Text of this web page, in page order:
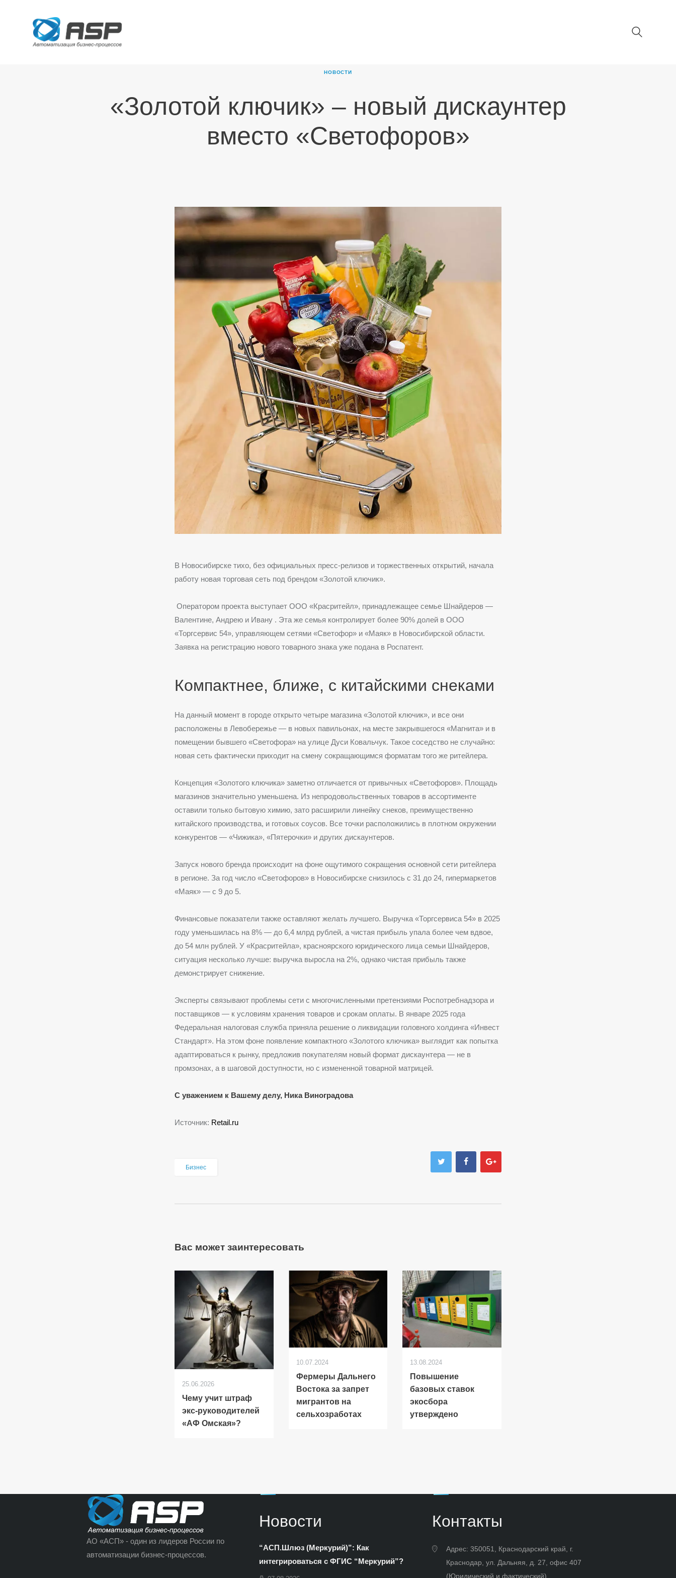
НОВОСТИ
«Золотой ключик» – новый дискаунтер
вместо «Светофоров»
НОВОСТИ
КАРЬЕРА
В Новосибирске тихо, без официальных пресс-релизов и торжественных открытий, начала
работу новая торговая сеть под брендом «Золотой ключик».
Оператором проекта выступает ООО «Красритейл», принадлежащее семье Шнайдеров —
Валентине, Андрею и Ивану . Эта же семья контролирует более 90% долей в ООО
«Торгсервис 54», управляющем сетями «Светофор» и «Маяк» в Новосибирской области.
Заявка на регистрацию нового товарного знака уже подана в Роспатент.
Компактнее, ближе, с китайскими снеками
На данный момент в городе открыто четыре магазина «Золотой ключик», и все они
расположены в Левобережье — в новых павильонах, на месте закрывшегося «Магнита» и в
помещении бывшего «Светофора» на улице Дуси Ковальчук. Такое соседство не случайно:
новая сеть фактически приходит на смену сокращающимся форматам того же ритейлера.
Концепция «Золотого ключика» заметно отличается от привычных «Светофоров». Площадь
магазинов значительно уменьшена. Из непродовольственных товаров в ассортименте
оставили только бытовую химию, зато расширили линейку снеков, преимущественно
китайского производства, и готовых соусов. Все точки расположились в плотном окружении
конкурентов — «Чижика», «Пятерочки» и других дискаунтеров.
Запуск нового бренда происходит на фоне ощутимого сокращения основной сети ритейлера
в регионе. За год число «Светофоров» в Новосибирске снизилось с 31 до 24, гипермаркетов
«Маяк» — с 9 до 5.
Финансовые показатели также оставляют желать лучшего. Выручка «Торгсервиса 54» в 2025
году уменьшилась на 8% — до 6,4 млрд рублей, а чистая прибыль упала более чем вдвое,
до 54 млн рублей. У «Красритейла», красноярского юридического лица семьи Шнайдеров,
ситуация несколько лучше: выручка выросла на 2%, однако чистая прибыль также
демонстрирует снижение.
Эксперты связывают проблемы сети с многочисленными претензиями Роспотребнадзора и
поставщиков — к условиям хранения товаров и срокам оплаты. В январе 2025 года
Федеральная налоговая служба приняла решение о ликвидации головного холдинга «Инвест
Стандарт». На этом фоне появление компактного «Золотого ключика» выглядит как попытка
адаптироваться к рынку, предложив покупателям новый формат дискаунтера — не в
промзонах, а в шаговой доступности, но с измененной товарной матрицей.
С уважением к Вашему делу, Ника Виноградова
Источник: Retail.ru
Бизнес
Вас может заинтересовать
25.06.2026
Чему учит штраф
экс-руководителей
«АФ Омская»?
10.07.2024
Фермеры Дальнего
Востока за запрет
мигрантов на
сельхозработах
13.08.2024
Повышение
базовых ставок
экосбора
утверждено
АО «АСП» - один из лидеров России по
автоматизации бизнес-процессов.
Новости
“АСП.Шлюз (Меркурий)”: Как
интегрироваться с ФГИС “Меркурий”?
Контакты
Адрес: 350051, Краснодарский край, г.
Краснодар, ул. Дальняя, д. 27, офис 407
(Юридический и фактический)